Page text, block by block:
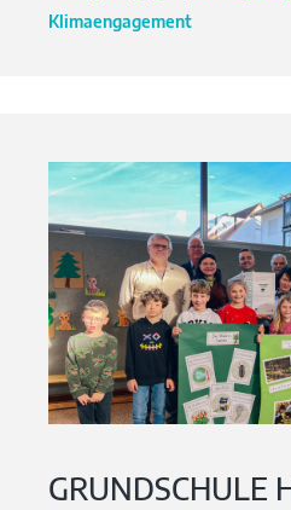
Klimaengagement
GRUNDSCHULE